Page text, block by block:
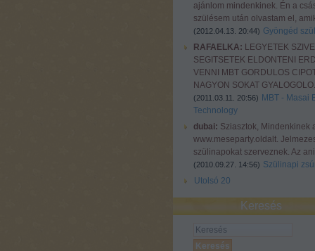
ajánlom mindenkinek. Én a
szülésem után olvastam el,
(2012.04.13. 20:44) Gyöngéd
RAFAELKA: LEGYETEK
SEGITSETEK ELDONTENI
VENNI MBT GORDULOS
NAGYON SOKAT
(2011.03.11. 20:56) MBT - Masai
Technology
dubai: Sziasztok, Mindenkinek
www.meseparty.oldalt.
szülinapokat szerveznek. Az
(2010.09.27. 14:56) Szülinapi
Utolsó 20
Keresés